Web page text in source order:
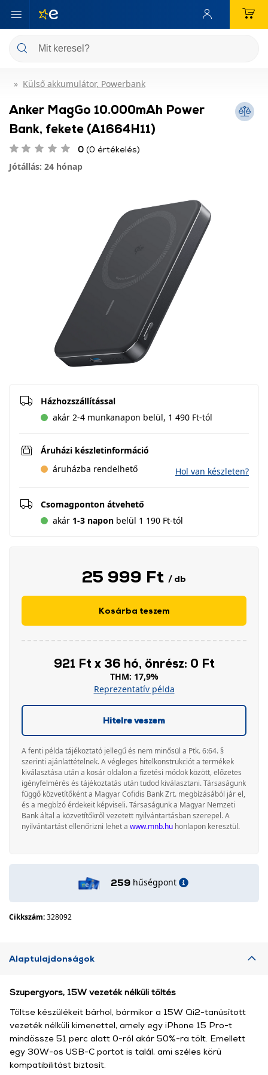
Külső akkumulátor, Powerbank
Anker MagGo 10.000mAh Power
Bank, fekete (A1664H11)
0 (0 értékelés)
Jótállás: 24 hónap
Házhozszállítással
akár 2-4 munkanapon belül, 1 490 Ft-tól
Áruházi készletinformáció
áruházba rendelhető
Hol van készleten?
Csomagponton átvehető
akár 1-3 napon belül 1 190 Ft-tól
25 999 Ft / db
Kosárba teszem
921 Ft x 36 hó, önrész: 0 Ft
THM: 17,9%
Reprezentatív példa
Hitelre veszem
A fenti példa tájékoztató jellegű és nem minősül a Ptk. 6:64. §
szerinti ajánlattételnek. A végleges hitelkonstrukciót a termékek
kiválasztása után a kosár oldalon a fizetési módok között, előzetes
igényfelmérés és tájékoztatás után tudod kiválasztani. Társaságunk
függő közvetítőként a Magyar Cofidis Bank Zrt. megbízásából jár el,
és a megbízó érdekeit képviseli. Társaságunk a Magyar Nemzeti
Bank által a közvetítőkről vezetett nyilvántartásban szerepel. A
nyilvántartást ellenőrizni lehet a www.mnb.hu honlapon keresztül.
259 hűségpont
Cikkszám:328092
Alaptulajdonságok
Szupergyors, 15W vezeték nélküli töltés
Töltse készülékeit bárhol, bármikor a 15W Qi2-tanúsított
vezeték nélküli kimenettel, amely egy iPhone 15 Pro-t
mindössze 51 perc alatt 0-ról akár 50%-ra tölt. Emellett
egy 30W-os USB-C portot is talál, ami széles körű
kompatibilitást biztosít.